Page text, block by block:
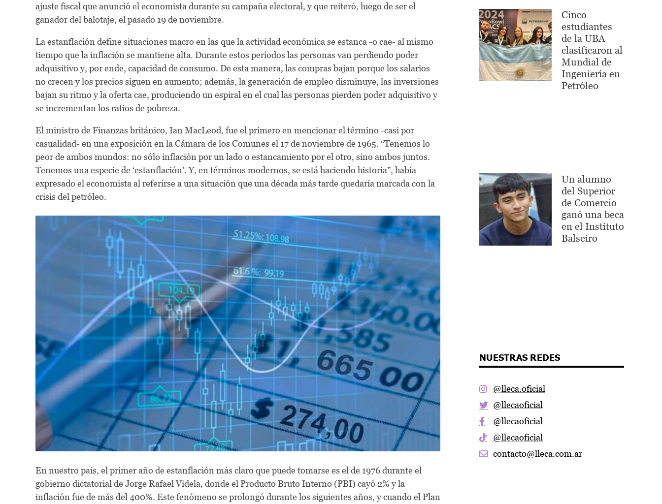
ajuste fiscal que anunció el economista durante su campaña electoral, y que reiteró, luego de ser el
ganador del balotaje, el pasado 19 de noviembre.
La estanflación define situaciones macro en las que la actividad económica se estanca -o cae- al mismo
tiempo que la inflación se mantiene alta. Durante estos períodos las personas van perdiendo poder
adquisitivo y, por ende, capacidad de consumo. De esta manera, las compras bajan porque los salarios
no crecen y los precios siguen en aumento; además, la generación de empleo disminuye, las inversiones
bajan su ritmo y la oferta cae, produciendo un espiral en el cual las personas pierden poder adquisitivo y
se incrementan los ratios de pobreza.
El ministro de Finanzas británico, Ian MacLeod, fue el primero en mencionar el término -casi por
casualidad- en una exposición en la Cámara de los Comunes el 17 de noviembre de 1965. “Tenemos lo
peor de ambos mundos: no sólo inflación por un lado o estancamiento por el otro, sino ambos juntos.
Tenemos una especie de ‘estanflación’. Y, en términos modernos, se está haciendo historia”, había
expresado el economista al referirse a una situación que una década más tarde quedaría marcada con la
crisis del petróleo.
En nuestro país, el primer año de estanflación más claro que puede tomarse es el de 1976 durante el
gobierno dictatorial de Jorge Rafael Videla, donde el Producto Bruto Interno (PBI) cayó 2% y la
inflación fue de más del 400%. Este fenómeno se prolongó durante los siguientes años, y cuando el Plan
Cinco
estudiantes
de la UBA
clasificaron al
Mundial de
Ingeniería en
Petróleo
Un alumno
del Superior
de Comercio
ganó una beca
en el Instituto
Balseiro
NUESTRAS REDES
@lleca.oficial
@llecaoficial
@llecaoficial
@llecaoficial
contacto@lleca.com.ar